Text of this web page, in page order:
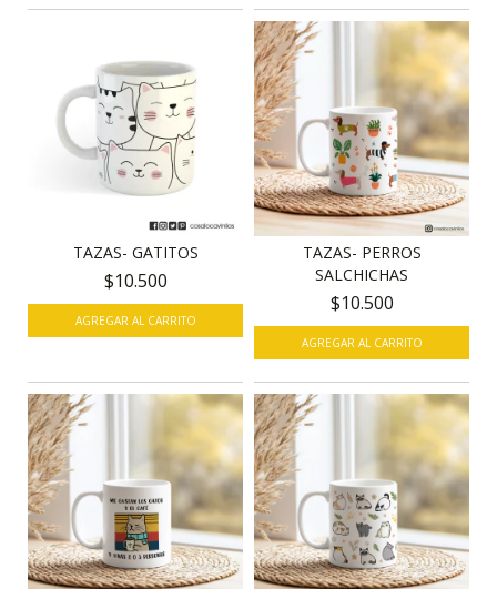
TAZAS- GATITOS
$10.500
TAZAS- PERROS
SALCHICHAS
$10.500